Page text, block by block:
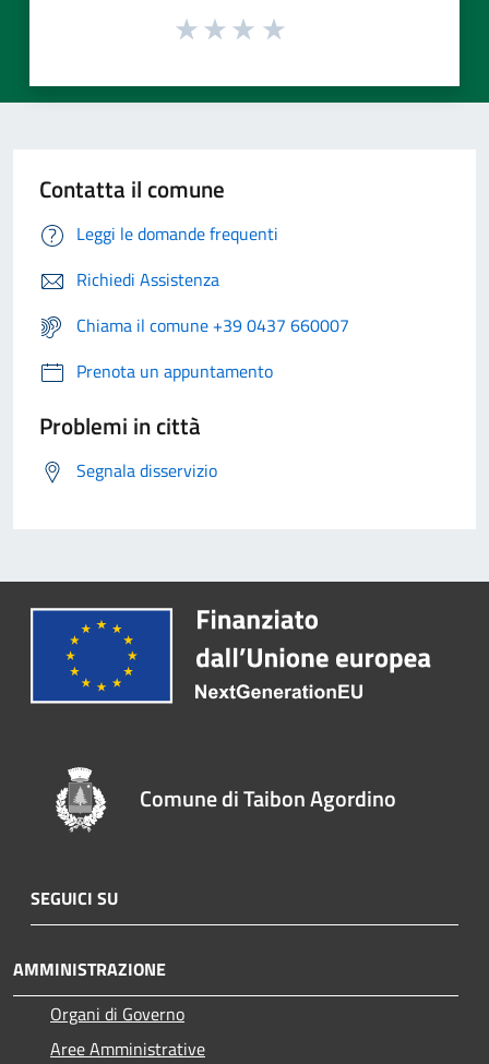
Contatta il comune
Leggi le domande frequenti
Richiedi Assistenza
Chiama il comune +39 0437 660007
Prenota un appuntamento
Problemi in città
Segnala disservizio
Comune di Taibon Agordino
SEGUICI SU
AMMINISTRAZIONE
Organi di Governo
Aree Amministrative